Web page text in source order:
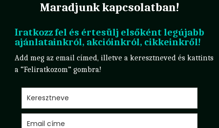
Maradjunk kapcsolatban!
Iratkozz fel és értesülj elsőként legújabb
ajánlatainkról, akcióinkról, cikkeinkről!
Add meg az email címed, illetve a keresztneved és kattints
a “Feliratkozom” gombra!